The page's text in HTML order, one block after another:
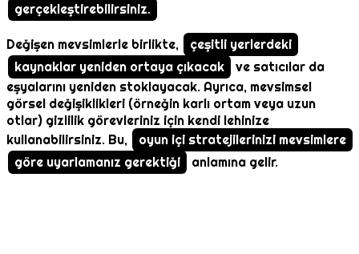
gerçekleştirebilirsiniz.
Değişen mevsimlerle birlikte,
çeşitli yerlerdeki
kaynaklar yeniden ortaya çıkacak
ve satıcılar da
eşyalarını yeniden stoklayacak. Ayrıca, mevsimsel
görsel değişiklikleri (örneğin karlı ortam veya uzun
otlar) gizlilik görevleriniz için kendi lehinize
kullanabilirsiniz. Bu,
oyun içi stratejilerinizi mevsimlere
göre uyarlamanız gerektiği
anlamına gelir.